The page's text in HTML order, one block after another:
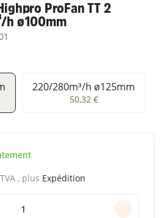
ProFan TT 2
h ø100mm
220/280m³/h ø125mm
220/280m³/h
50,32 €
, plus Expédition